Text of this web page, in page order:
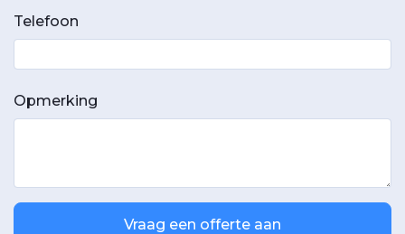
Telefoon
Opmerking
Vraag een offerte aan